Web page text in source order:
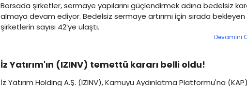
Borsada şirketler, sermaye yapılarını güçlendirmek adına bedelsiz
almaya devam ediyor. Bedelsiz sermaye artırımı için sırada bekleyen
şirketlerin sayısı 42’ye ulaştı.
Devamını
İz Yatırım'ın (IZINV) temettü kararı belli oldu!
İz Yatırım Holding A.Ş. (IZINV), Kamuyu Aydınlatma Platformu'na (KAP)